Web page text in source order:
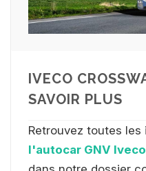
IVECO
SAVOIR PLUS
Retrouvez toutes
l'autocar GNV